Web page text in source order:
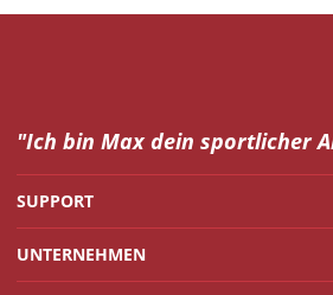
"Ich bin Max dein sportlicher
SUPPORT
UNTERNEHMEN